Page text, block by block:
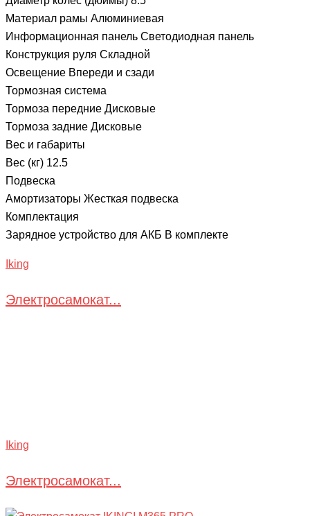
Материал рамы Алюминиевая
Информационная панель Светодиодная панель
Конструкция руля Складной
Освещение Впереди и сзади
Тормозная система
Тормоза передние Дисковые
Тормоза задние Дисковые
Вес и габариты
Вес (кг) 12.5
Подвеска
Амортизаторы Жесткая подвеска
Комплектация
Зарядное устройство для АКБ В комплекте
Iking
Электросамокат...
Iking
Электросамокат...